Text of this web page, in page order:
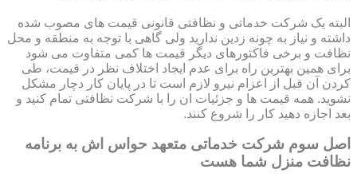
البته یک شرکت خدماتی و نظافتی قانونی قیمت های مصوب شده
داشته و نیاز به چونه زدین ندارید ولی گاهی با توجه به منطقه و محل
نظافت و برخی فاکتورهای دیگر قیمت ها کمی متفاوت می شود
برای همین بهترین راه برای عدم ایجاد اختلاف نظر در قیمت، طی
کردن آن قبل از اعزام نیرو لازم است تا در پایان کار دچار مشکل
نشوید. همه قیمت ها و جزئیات ان را با شرکت نظافتی تمام کنید و
بعد اجازه دهید کار را شروع کنند.
اصل سوم شرکت خدماتی متعهد حواس اش به برنامه
نظافت منزل شما هست